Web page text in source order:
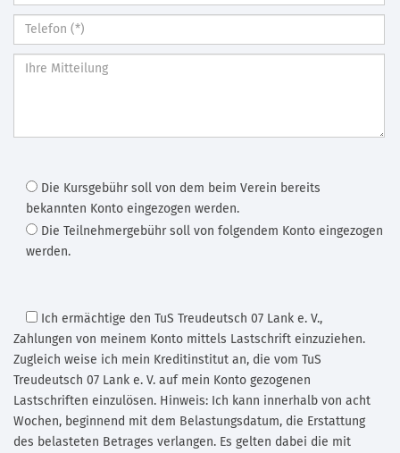
Die Kursgebühr soll von dem beim Verein bereits
bekannten Konto eingezogen werden.
Die Teilnehmergebühr soll von folgendem Konto eingezogen
werden.
Ich ermächtige den TuS Treudeutsch 07 Lank e. V.,
Zahlungen von meinem Konto mittels Lastschrift einzuziehen.
Zugleich weise ich mein Kreditinstitut an, die vom TuS
Treudeutsch 07 Lank e. V. auf mein Konto gezogenen
Lastschriften einzulösen. Hinweis: Ich kann innerhalb von acht
Wochen, beginnend mit dem Belastungsdatum, die Erstattung
des belasteten Betrages verlangen. Es gelten dabei die mit